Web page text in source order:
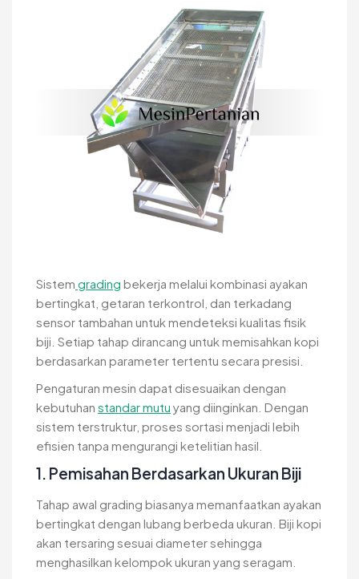
Sistem grading bekerja melalui kombinasi ayakan
bertingkat, getaran terkontrol, dan terkadang
sensor tambahan untuk mendeteksi kualitas fisik
biji. Setiap tahap dirancang untuk memisahkan kopi
berdasarkan parameter tertentu secara presisi.
Pengaturan mesin dapat disesuaikan dengan
kebutuhan standar mutu yang diinginkan. Dengan
sistem terstruktur, proses sortasi menjadi lebih
efisien tanpa mengurangi ketelitian hasil.
1. Pemisahan Berdasarkan Ukuran Biji
Tahap awal grading biasanya memanfaatkan ayakan
bertingkat dengan lubang berbeda ukuran. Biji kopi
akan tersaring sesuai diameter sehingga
menghasilkan kelompok ukuran yang seragam.